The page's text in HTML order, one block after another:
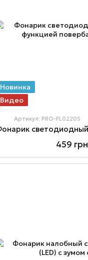
Новинка
Видео
Артикул: PRO-FL0220S
459 грн